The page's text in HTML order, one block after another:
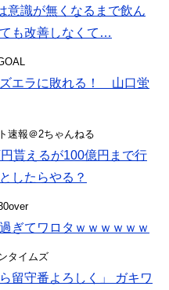
意識が無くなるまで飲ん
も改善しなくて…
エラに敗れる！ 山口蛍
速報＠2ちゃんねる
貰えるが100億円まで行
したらやる？
ぎてワロタｗｗｗｗｗｗ
タイムズ
留守番よろしく」 ガキワ